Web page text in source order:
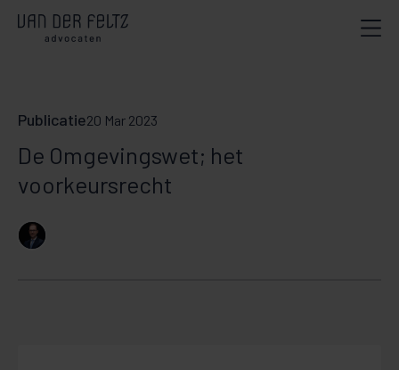
Publicatie20 Mar 2023
De Omgevingswet; het
voorkeursrecht